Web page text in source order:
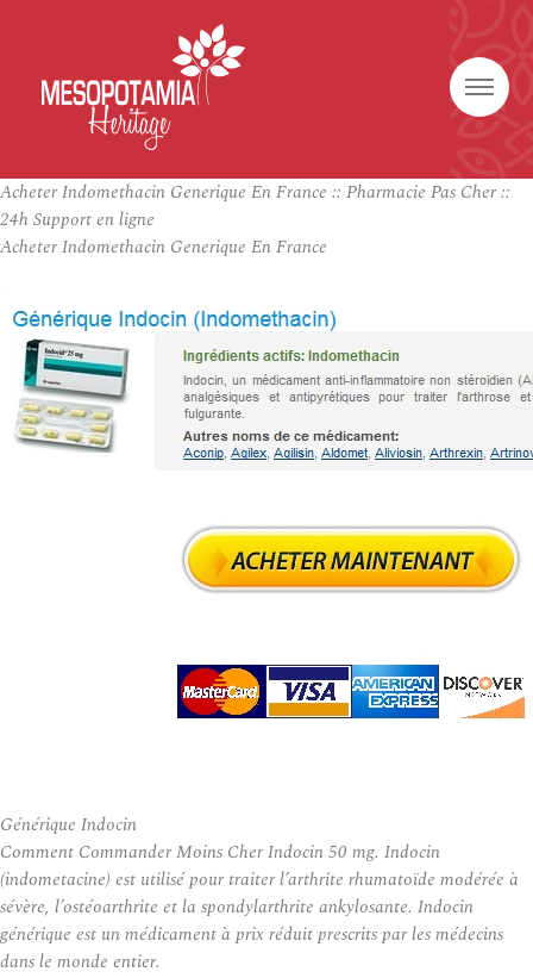
Acheter Indomethacin Generique En France :: Pharmacie Pas Cher ::
24h Support en ligne
Acheter Indomethacin Generique En France
Générique Indocin
Comment Commander Moins Cher Indocin 50 mg. Indocin
(indometacine) est utilisé pour traiter l’arthrite rhumatoïde modérée à
sévère, l’ostéoarthrite et la spondylarthrite ankylosante. Indocin
générique est un médicament à prix réduit prescrits par les médecins
dans le monde entier.